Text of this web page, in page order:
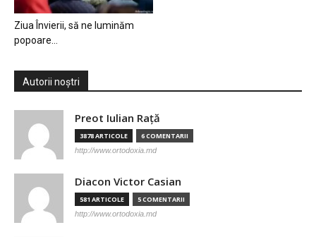
Ziua Învierii, să ne luminăm
popoare…
Autorii noștri
Preot Iulian Raţă
3878 ARTICOLE 6 COMENTARII
http://www.ortodoxia.md
Diacon Victor Casian
581 ARTICOLE 5 COMENTARII
http://www.ortodoxia.md